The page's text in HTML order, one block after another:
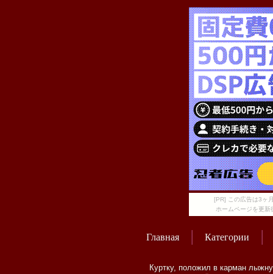
[PR] この広告は3ヶ
ホームページを更
Главная Категории
Куртку, положил в карман